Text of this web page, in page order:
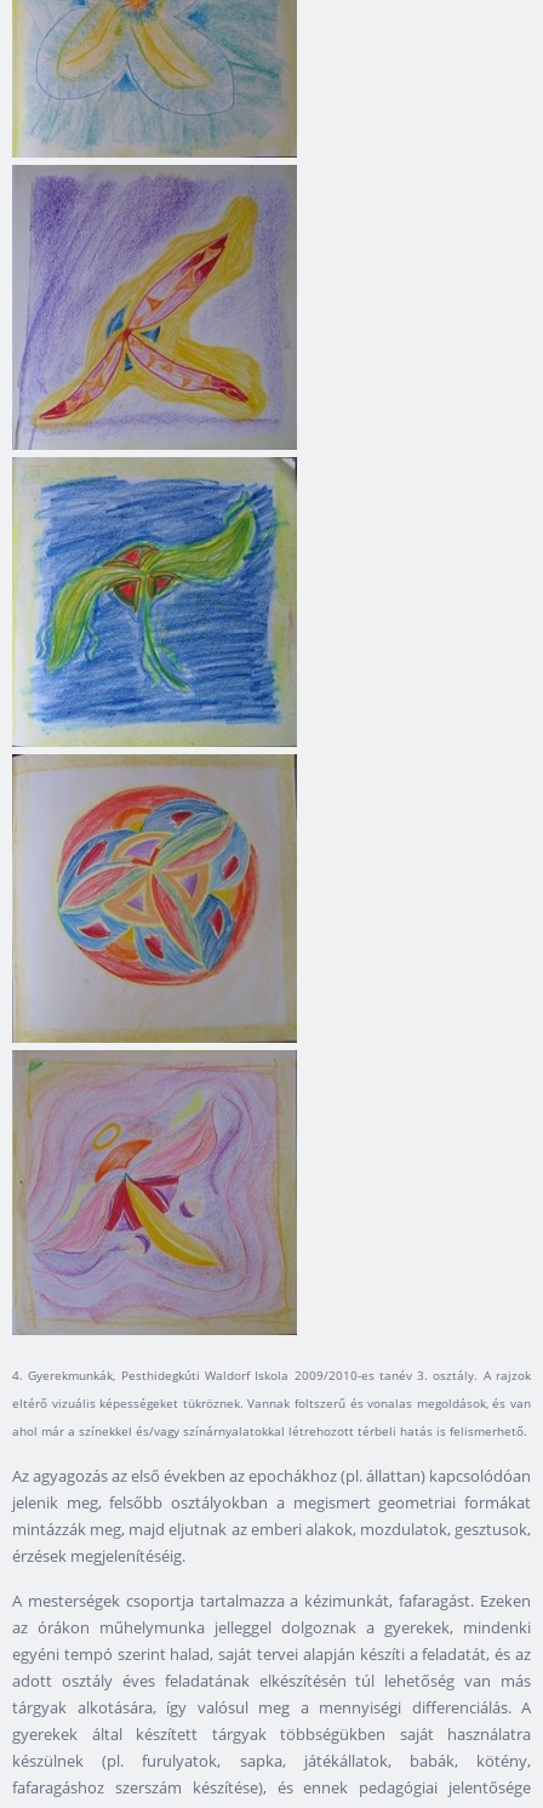
4. Gyerekmunkák, Pesthidegkúti Waldorf Iskola 2009/2010-es tanév 3. osztály. A rajzok
eltérő vizuális képességeket tükröznek. Vannak foltszerű és vonalas megoldások, és van
ahol már a színekkel és/vagy színárnyalatokkal létrehozott térbeli hatás is felismerhető.
Az agyagozás az első években az epochákhoz (pl. állattan) kapcsolódóan
jelenik meg, felsőbb osztályokban a megismert geometriai formákat
mintázzák meg, majd eljutnak az emberi alakok, mozdulatok, gesztusok,
érzések megjelenítéséig.
A mesterségek csoportja tartalmazza a kézimunkát, fafaragást. Ezeken
az órákon műhelymunka jelleggel dolgoznak a gyerekek, mindenki
egyéni tempó szerint halad, saját tervei alapján készíti a feladatát, és az
adott osztály éves feladatának elkészítésén túl lehetőség van más
tárgyak alkotására, így valósul meg a mennyiségi differenciálás. A
gyerekek által készített tárgyak többségükben saját használatra
készülnek (pl. furulyatok, sapka, játékállatok, babák, kötény,
fafaragáshoz szerszám készítése), és ennek pedagógiai jelentősége